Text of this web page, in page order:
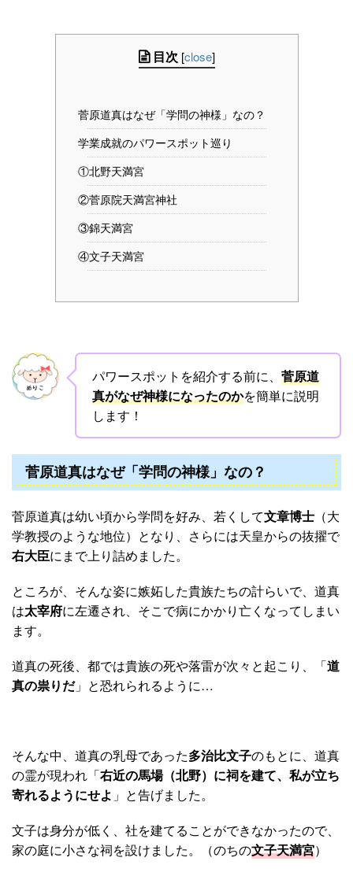
目次 [close]
菅原道真はなぜ「学問の神様」なの？
学業成就のパワースポット巡り
①北野天満宮
②菅原院天満宮神社
③錦天満宮
④文子天満宮
パワースポットを紹介する前に、 菅原道
真がなぜ神様になったのかを簡単に説明
します！
菅原道真はなぜ「学問の神様」なの？
菅原道真は幼い頃から学問を好み、若くして文章博士 （大
学教授のような地位）となり、さらには天皇からの抜擢で
右大臣にまで上り詰めました。
ところが、そんな姿に嫉妬した貴族たちの計らいで、道真
は太宰府に左遷され、そこで病にかかり亡くなってしまい
ます。
道真の死後、都では貴族の死や落雷が次々と起こり、「道
真の祟りだ」と恐れられるように…
そんな中、道真の乳母であった多治比文子のもとに、道真
の霊が現われ「右近の馬場（北野）に祠を建て、私が立ち
寄れるようにせよ 」と告げました。
文子は身分が低く、社を建てることができなかったので、
家の庭に小さな祠を設けました。（のちの文子天満宮）